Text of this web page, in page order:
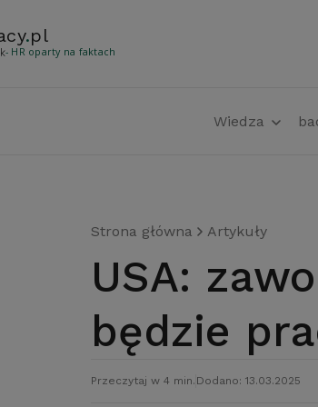
.pl
- HR oparty na faktach
Wiedza
Strona główna Artykuły
USA: zawody, w których
będzie
Przeczytaj w 4 min. Dodano: 13.03.2025